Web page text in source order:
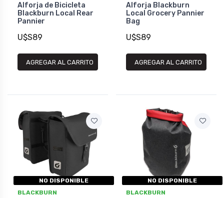
Alforja de Bicicleta
Blackburn Local Rear
Pannier
U$S89
AGREGAR AL CARRITO
Alforja Blackburn
Local Grocery Pannier
Bag
U$S89
AGREGAR AL CARRITO
NO DISPONIBLE
BLACKBURN
NO DISPONIBLE
BLACKBURN